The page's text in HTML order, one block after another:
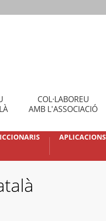
COL·LABOREU
AMB L'ASSOCIACIÓ
APLICACIONS